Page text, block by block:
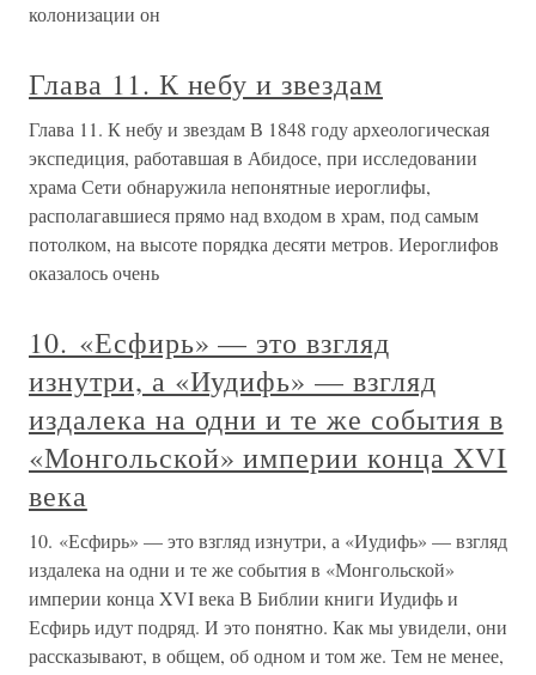
колонизации он
Глава 11. К небу и звездам
Глава 11. К небу и звездам В 1848 году археологическая
экспедиция, работавшая в Абидосе, при исследовании
храма Сети обнаружила непонятные иероглифы,
располагавшиеся прямо над входом в храм, под самым
потолком, на высоте порядка десяти метров. Иероглифов
оказалось очень
10. «Есфирь» — это взгляд
изнутри, а «Иудифь» — взгляд
издалека на одни и те же события в
«Монгольской» империи конца XVI
века
10. «Есфирь» — это взгляд изнутри, а «Иудифь» — взгляд
издалека на одни и те же события в «Монгольской»
империи конца XVI века В Библии книги Иудифь и
Есфирь идут подряд. И это понятно. Как мы увидели, они
рассказывают, в общем, об одном и том же. Тем не менее,